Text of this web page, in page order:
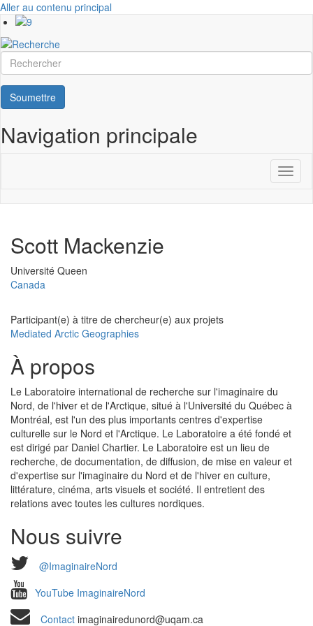
Aller au contenu principal
Rechercher
Soumettre
Navigation principale
Scott Mackenzie
Université
Université Queen
Canada
Participant(e) à titre de chercheur(e) aux projets
Mediated Arctic Geographies
À propos
Le Laboratoire international de recherche sur l'imaginaire du
Nord, de l'hiver et de l'Arctique, situé à l'Université du Québec à
Montréal, est l'un des plus importants centres d'expertise
culturelle sur le Nord et l'Arctique. Le Laboratoire a été fondé et
est dirigé par Daniel Chartier. Le Laboratoire est un lieu de
recherche, de documentation, de diffusion, de mise en valeur et
d'expertise sur l'imaginaire du Nord et de l'hiver en culture,
littérature, cinéma, arts visuels et société. Il entretient des
relations avec toutes les cultures nordiques.
Nous suivre
@ImaginaireNord
YouTube ImaginaireNord
Contact imaginairedunord@uqam.ca